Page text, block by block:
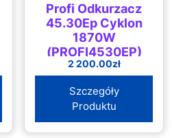
Profi Odkurzacz
45.30Ep Cyklon
1870W
(PROFI4530EP)
2 200.00zł
Szczegóły
Produktu